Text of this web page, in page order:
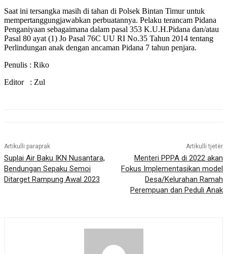
Saat ini tersangka masih di tahan di Polsek Bintan Timur untuk
mempertanggungjawabkan perbuatannya. Pelaku terancam Pidana
Penganiyaan sebagaimana dalam pasal 353 K.U.H.Pidana dan/atau
Pasal 80 ayat (1) Jo Pasal 76C UU RI No.35 Tahun 2014 tentang
Perlindungan anak dengan ancaman Pidana 7 tahun penjara.
Penulis : Riko
Editor : Zul
Artikulli paraprak
Suplai Air Baku IKN Nusantara,
Bendungan Sepaku Semoi
Ditarget Rampung Awal 2023
Artikulli tjetër
Menteri PPPA di 2022 akan
Fokus Implementasikan model
Desa/Kelurahan Ramah
Perempuan dan Peduli Anak